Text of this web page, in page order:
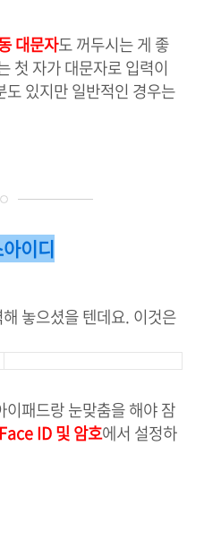
대문자도 꺼두시는 게 좋
첫 자가 대문자로 입력이
있지만 일반적인 경우는
이디
놓으셨을 텐데요. 이것은
패드랑 눈맞춤을 해야 잠
ID 및 암호에서 설정하